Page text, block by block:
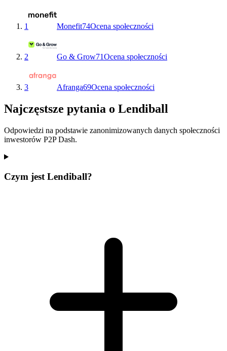
1 Monefit74Ocena społeczności
2 Go & Grow71Ocena społeczności
3 Afranga69Ocena społeczności
Najczęstsze pytania o Lendiball
Odpowiedzi na podstawie zanonimizowanych danych społeczności
inwestorów P2P Dash.
Czym jest Lendiball?